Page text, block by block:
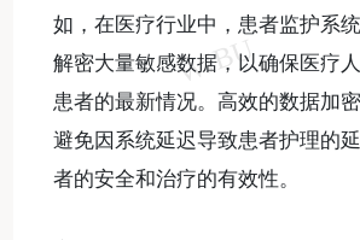
如，在医疗行业中，患者监护系
解密大量敏感数据，以确保医疗
患者的最新情况。高效的数据加
避免因系统延迟导致患者护理的
者的安全和治疗的有效性。